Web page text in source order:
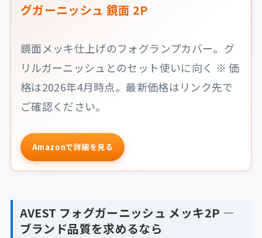
グガーニッシュ 鏡面 2P
鏡面メッキ仕上げのフォグランプカバー。グ
リルガーニッシュとのセット使いに向く ※ 価
格は2026年4月時点。最新価格はリンク先で
ご確認ください。
Amazonで詳細を見る
AVEST フォグガーニッシュ メッキ2P —
ブランド品質を求めるなら